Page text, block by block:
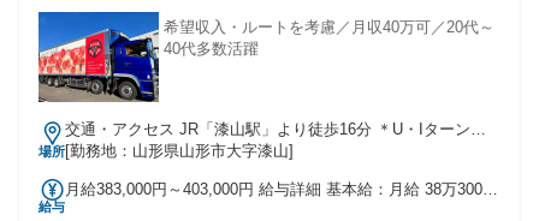
表彰 金一封) ●7年勤続表彰(表彰状・7万円分商品券) ●5年無事
故・無違反表彰(表彰状・記念品) ●事業部表彰(金一封) ●改善
項目表彰(商品券)
希望収入・ルートを考慮／月収40万可／20代～
40代多数活躍
場所
交通・アクセス JR「漆山駅」より徒歩16分 ＊U・Iターン歓
迎！ ＊車・バイク・自転車通勤OK
[勤務地：山形県山形市大字漆山]
給与
月給383,000円～403,000円 給与詳細 基本給：月給 38万3000